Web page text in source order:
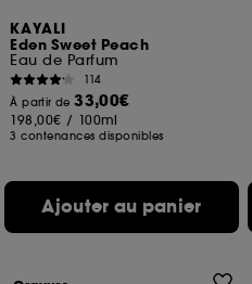
KAYALI
Eden Sweet Peach
Eau de Parfum
114
À partir de33,00€
198,00€ / 100ml
3 contenances disponibles
Ajouter au panier